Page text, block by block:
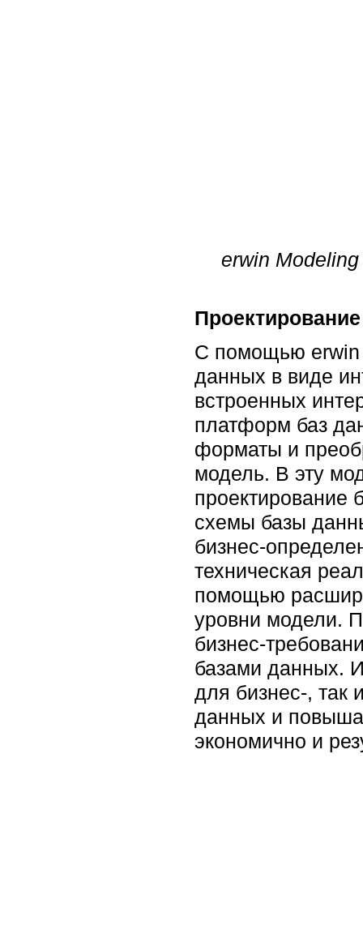
erwin
С помощью erwin
данных в виде
встроенных
платформ баз
форматы и
модель. В эту
проектирование
схемы базы
бизнес-
техническая
помощью
уровни модели.
бизнес-
базами данных.
для бизнес-, так
данных и
экономично и